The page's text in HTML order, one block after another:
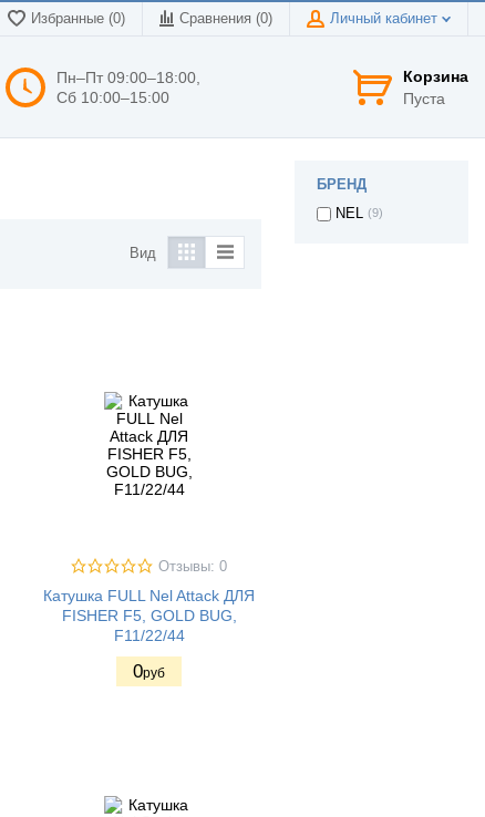
Избранные (0) Сравнения (0) Личный кабинет
Пн–Пт 09:00–18:00,
Сб 10:00–15:00
Корзина
Пуста
БРЕНД
NEL (9)
Вид
Отзывы: 0
Катушка FULL Nel Attack ДЛЯ
FISHER F5, GOLD BUG,
F11/22/44
0руб